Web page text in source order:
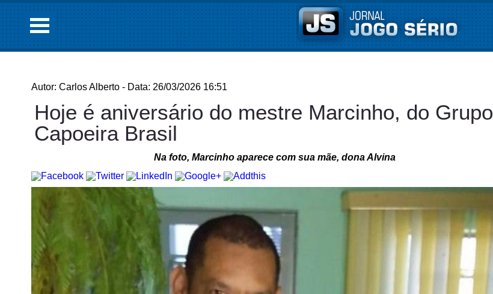
Autor: Carlos Alberto - Data: 26/03/2026 16:51
Hoje é aniversário do mestre Marcinho, do Grupo
Capoeira Brasil
Na foto, Marcinho aparece com sua mãe, dona Alvina